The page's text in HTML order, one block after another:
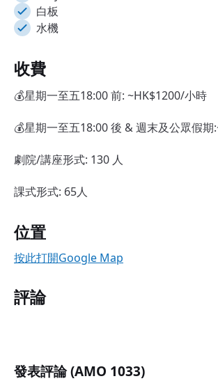
白板
水機
收費
💰星期一至五18:00 前: ~HK$1200/小時
💰星期一至五18:00 後 & 週末及公眾假
劇院/講座形式: 130 人
課式形式: 65人
位置
按此打開Google Map
評論
發表評論 (AMO 1033)